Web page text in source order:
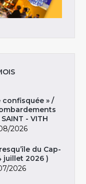
confisquée » /
- VITH
2026
du Cap-
juillet 2026 )
2026